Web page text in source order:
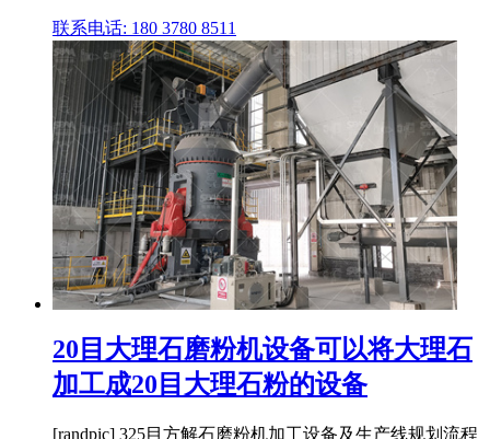
联系电话: 180 3780 8511
20目大理石磨粉机设备可以将大理石
加工成20目大理石粉的设备
[randpic] 325目方解石磨粉机加工设备及生产线规划流程